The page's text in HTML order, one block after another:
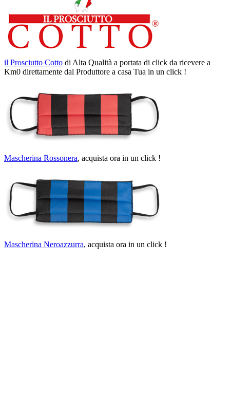
il Prosciutto Cotto di Alta Qualità a portata di click da ricevere a
Km0 direttamente dal Produttore a casa Tua in un click !
Mascherina Rossonera, acquista ora in un click !
Mascherina Neroazzurra, acquista ora in un click !